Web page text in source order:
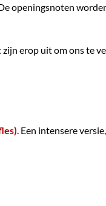
openingsnoten
zijn erop uit om ons te
. Een intensere